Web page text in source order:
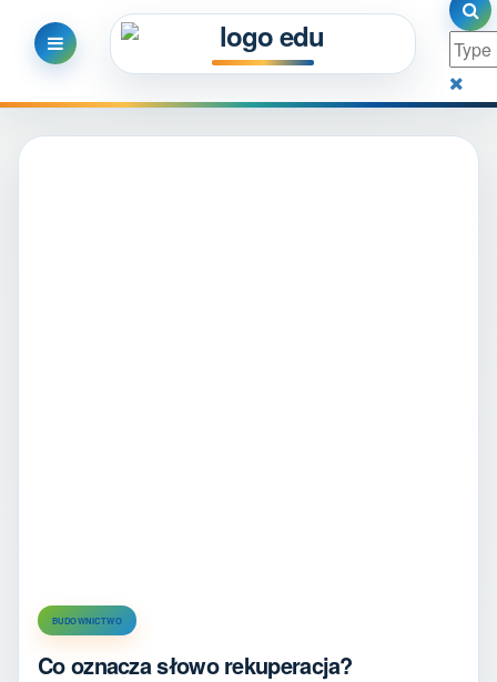
BUDOWNICTWO
Co oznacza słowo rekuperacja?